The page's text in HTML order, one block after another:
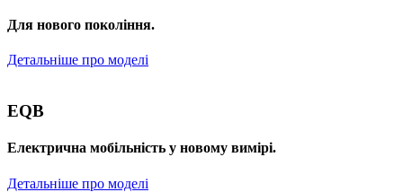
Для нового покоління.
Детальніше про моделі
EQB
Електрична мобільність у новому вимірі.
Детальніше про моделі